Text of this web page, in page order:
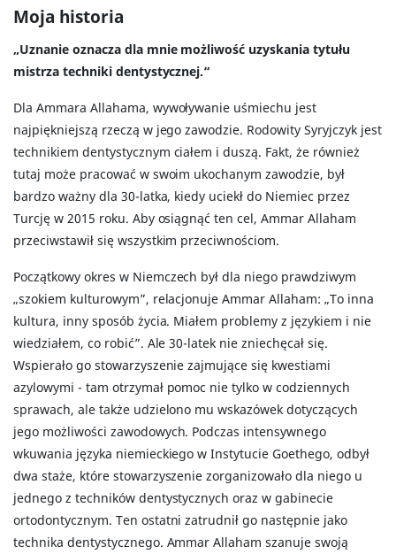
Moja historia
„Uznanie oznacza dla mnie możliwość uzyskania tytułu
mistrza techniki dentystycznej.“
Dla Ammara Allahama, wywoływanie uśmiechu jest
najpiękniejszą rzeczą w jego zawodzie. Rodowity Syryjczyk jest
technikiem dentystycznym ciałem i duszą. Fakt, że również
tutaj może pracować w swoim ukochanym zawodzie, był
bardzo ważny dla 30-latka, kiedy uciekł do Niemiec przez
Turcję w 2015 roku. Aby osiągnąć ten cel, Ammar Allaham
przeciwstawił się wszystkim przeciwnościom.
Początkowy okres w Niemczech był dla niego prawdziwym
„szokiem kulturowym”, relacjonuje Ammar Allaham: „To inna
kultura, inny sposób życia. Miałem problemy z językiem i nie
wiedziałem, co robić”. Ale 30-latek nie zniechęcał się.
Wspierało go stowarzyszenie zajmujące się kwestiami
azylowymi - tam otrzymał pomoc nie tylko w codziennych
sprawach, ale także udzielono mu wskazówek dotyczących
jego możliwości zawodowych. Podczas intensywnego
wkuwania języka niemieckiego w Instytucie Goethego, odbył
dwa staże, które stowarzyszenie zorganizowało dla niego u
jednego z techników dentystycznych oraz w gabinecie
ortodontycznym. Ten ostatni zatrudnił go następnie jako
technika dentystycznego. Ammar Allaham szanuje swoją